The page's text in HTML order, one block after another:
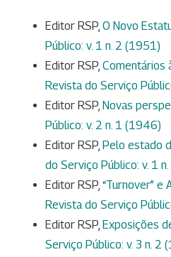
Editor RSP, O Novo
Público: v. 1 n. 2 (1951)
Editor RSP, Comentários
Revista do Serviço
Editor RSP, Novas
Público: v. 2 n. 1 (1946)
Editor RSP, Pelo estado
do Serviço Público: v. 1
Editor RSP, “Turnover” e
Revista do Serviço
Editor RSP, Exposições
Serviço Público: v. 3 n. 2